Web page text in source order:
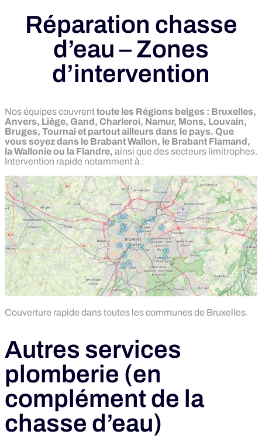
Réparation chasse
d’eau – Zones
d’intervention
Nos équipes couvrenttoute les Régions belges : Bruxelles,
Anvers, Liège, Gand, Charleroi, Namur, Mons, Louvain,
Bruges, Tournai et partout ailleurs dans le pays. Que
vous soyez dans le Brabant Wallon, le Brabant Flamand,
la Wallonie ou la Flandre, ainsi que des secteurs limitrophes.
Intervention rapide notamment à :
Couverture rapide dans toutes les communes de Bruxelles.
Autres services
plomberie (en
complément de la
chasse d’eau)